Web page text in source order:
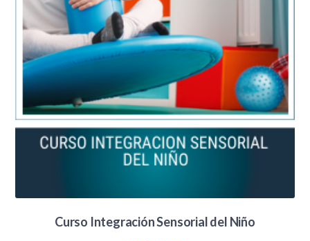
Curso Integración Sensorial del Niño